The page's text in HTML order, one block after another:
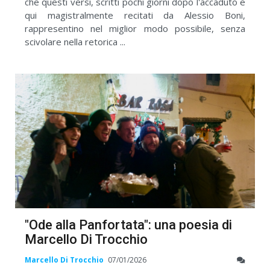
qui magistralmente recitati da Alessio Boni,
rappresentino nel miglior modo possibile, senza
scivolare nella retorica ...
"Ode alla Panfortata": una poesia di
Marcello Di Trocchio
Marcello Di Trocchio 07/01/2026